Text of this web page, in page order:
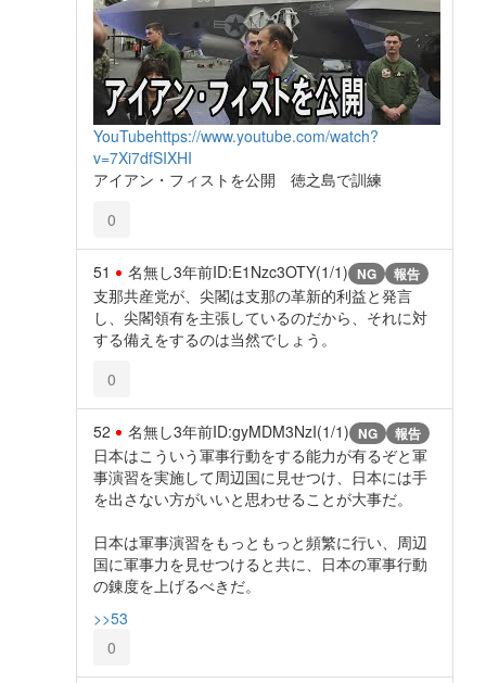
YouTubehttps://www.youtube.com/watch?
v=7Xi7dfSIXHI
アイアン・フィストを公開 徳之島で訓練
0
51 名無し3年前ID:E1Nzc3OTY(1/1) NG 報告
支那共産党が、尖閣は支那の革新的利益と発言
し、尖閣領有を主張しているのだから、それに対
する備えをするのは当然でしょう。
0
52 名無し3年前ID:gyMDM3NzI(1/1) NG 報告
日本はこういう軍事行動をする能力が有るぞと軍
事演習を実施して周辺国に見せつけ、日本には手
を出さない方がいいと思わせることが大事だ。
日本は軍事演習をもっともっと頻繁に行い、周辺
国に軍事力を見せつけると共に、日本の軍事行動
の錬度を上げるべきだ。
>>53
0